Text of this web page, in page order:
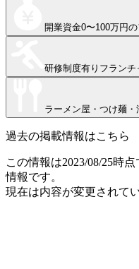
開業資金0〜100万円
研修制度有り フランチ
ラーメン屋・つけ麺・
過去の掲載情報はこちら
この情報は2023/08/25時点
情報です。
現在は内容が変更されて